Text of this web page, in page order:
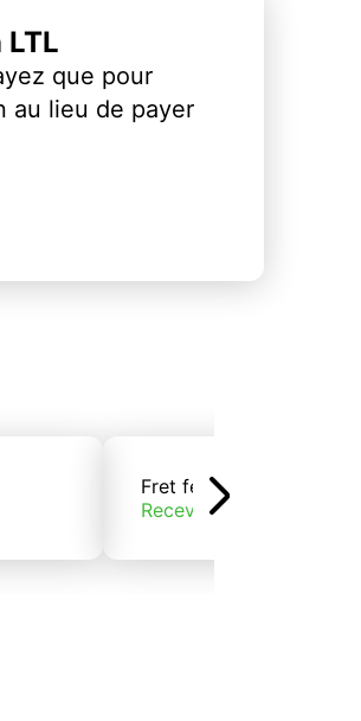
que pour
au lieu de payer
Fret ferroviaire
Recevoir des offres